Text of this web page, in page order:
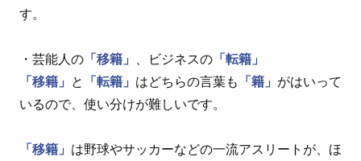
す。
・芸能人の 「移籍」 、ビジネスの 「転籍」
「移籍」
と 「転籍」 はどちらの言葉も 「籍」 がはいって
いるので、使い分けが難しいです。
「移籍」 は野球やサッカーなどの一流アスリートが、ほ